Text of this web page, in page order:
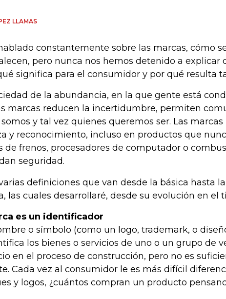
LLAMAS
constantemente sobre las marcas, cómo
pero nunca nos hemos detenido a explicar
significa para el consumidor y por qué resulta
de la abundancia, en la que gente está
marcas reducen la incertidumbre, permiten
y tal vez quienes queremos ser. Las marcas
y reconocimiento, incluso en productos que
de frenos, procesadores de computador o
seguridad.
definiciones que van desde la básica hasta
las cuales desarrollaré, desde su evolución en el
es un identificador
o símbolo (como un logo, trademark, o
los bienes o servicios de uno o un grupo de
en el proceso de construcción, pero no es
Cada vez al consumidor le es más difícil
y logos, ¿cuántos compran un producto